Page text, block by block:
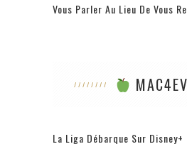
Vous Parler Au Lieu De Vous
La Liga Débarque Sur